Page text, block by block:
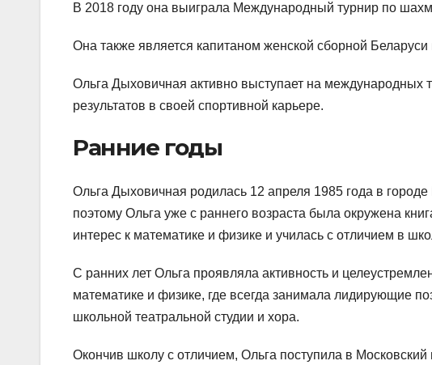
В 2018 году она выиграла Международный турнир по
Она также является капитаном женской сборной
Ольга Дыховичная активно выступает на международных
результатов в своей спортивной карьере.
Ранние годы
Ольга Дыховичная родилась 12 апреля 1985 года в
поэтому Ольга уже с раннего возраста была окружена
интерес к математике и физике и училась с отличием в
С ранних лет Ольга проявляла активность и
математике и физике, где всегда занимала лидирующие
школьной театральной студии и хора.
Окончив школу с отличием, Ольга поступила в Московский